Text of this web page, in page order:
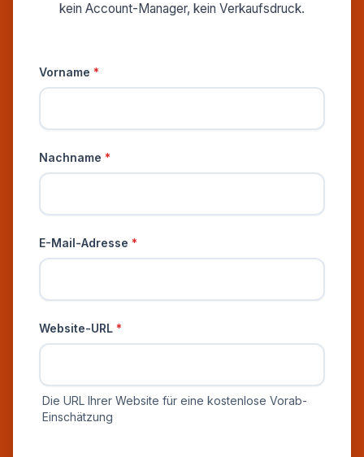
kein Account-Manager, kein Verkaufsdruck.
Vorname *
Nachname *
E-Mail-Adresse *
Website-URL *
Die URL Ihrer Website für eine kostenlose Vorab-
Einschätzung